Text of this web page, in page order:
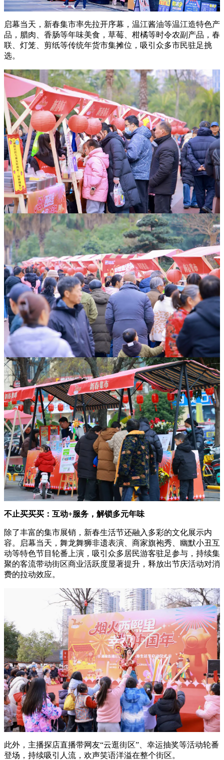
启幕当天，新春集市率先拉开序幕，温江酱油等温江造特色产
品，腊肉、香肠等年味美食，草莓、柑橘等时令农副产品，春
联、灯笼、剪纸等传统年货市集摊位，吸引众多市民驻足挑
选。
不止买买买：互动+服务，解锁多元年味
除了丰富的集市展销，新春生活节还融入多彩的文化展示内
容。启幕当天，舞龙舞狮非遗表演、商家旗袍秀、幽默小丑互
动等特色节目轮番上演，吸引众多居民游客驻足参与，持续集
聚的客流带动街区商业活跃度显著提升，释放出节庆活动对消
费的拉动效应。
此外，主播探店直播带网友“云逛街区”、幸运抽奖等活动轮番
登场，持续吸引人流，欢声笑语洋溢在整个街区。